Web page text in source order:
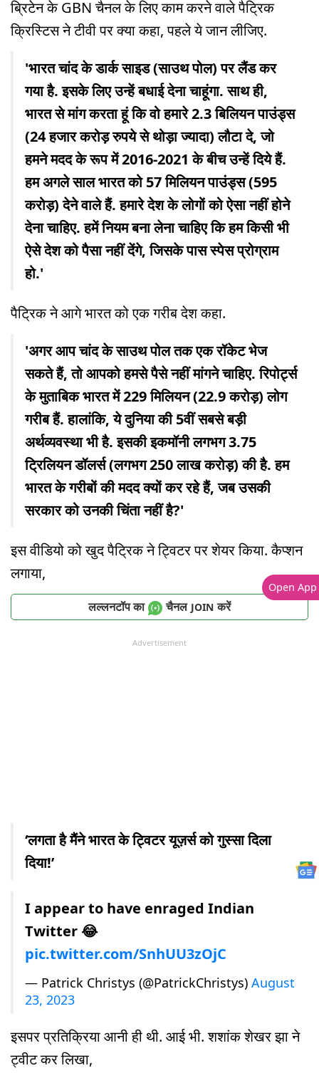
ब्रिटेन के GBN चैनल के लिए काम करने वाले पैट्रिक
क्रिस्टिस ने टीवी पर क्या कहा, पहले ये जान लीजिए.
'भारत चांद के डार्क साइड (साउथ पोल) पर लैंड कर
गया है. इसके लिए उन्हें बधाई देना चाहूंगा. साथ ही,
भारत से मांग करता हूं कि वो हमारे 2.3 बिलियन पाउंड्स
(24 हजार करोड़ रुपये से थोड़ा ज्यादा) लौटा दे, जो
हमने मदद के रूप में 2016-2021 के बीच उन्हें दिये हैं.
हम अगले साल भारत को 57 मिलियन पाउंड्स (595
करोड़) देने वाले हैं. हमारे देश के लोगों को ऐसा नहीं होने
देना चाहिए. हमें नियम बना लेना चाहिए कि हम किसी भी
ऐसे देश को पैसा नहीं देंगे, जिसके पास स्पेस प्रोग्राम
हो.'
पैट्रिक ने आगे भारत को एक गरीब देश कहा.
'अगर आप चांद के साउथ पोल तक एक रॉकेट भेज
सकते हैं, तो आपको हमसे पैसे नहीं मांगने चाहिए. रिपोर्ट्स
के मुताबिक भारत में 229 मिलियन (22.9 करोड़) लोग
गरीब हैं. हालांकि, ये दुनिया की 5वीं सबसे बड़ी
अर्थव्यवस्था भी है. इसकी इकमॉनी लगभग 3.75
ट्रिलियन डॉलर्स (लगभग 250 लाख करोड़) की है. हम
भारत के गरीबों की मदद क्यों कर रहे हैं, जब उसकी
सरकार को उनकी चिंता नहीं है?'
इस वीडियो को खुद पैट्रिक ने ट्विटर पर शेयर किया. कैप्शन
लगाया,
लल्लनटॉप का चैनल JOIN करें
Advertisement
‘लगता है मैंने भारत के ट्विटर यूज़र्स को गुस्सा दिला
दिया!’
I appear to have enraged Indian
Twitter 😂
pic.twitter.com/SnhUU3zOjC
— Patrick Christys (@PatrickChristys) August
23, 2023
इसपर प्रतिक्रिया आनी ही थी. आई भी. शशांक शेखर झा ने
ट्वीट कर लिखा,
Open App